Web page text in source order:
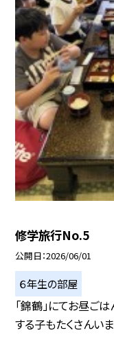
修学旅行No.5
公開日 2026/06/01
６年生の部屋
「錦鶴」にてお昼ご
する子もたくさんい